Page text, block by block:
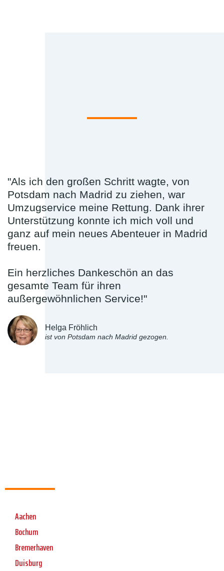
"Als ich den großen Schritt wagte, von
Potsdam nach Madrid zu ziehen, war
Umzugservice meine Rettung. Dank ihrer
Unterstützung konnte ich mich voll und
ganz auf mein neues Abenteuer in Madrid
freuen.
Ein herzliches Dankeschön an das
gesamte Team für ihren
außergewöhnlichen Service!"
Helga Fröhlich
ist von Potsdam nach Madrid gezogen.
Aachen
Bochum
Bremerhaven
Duisburg